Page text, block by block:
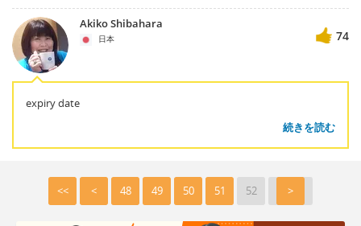
Akiko Shibahara
日本 74
expiry date
続きを読む
<< < 48 49 50 51 52 >